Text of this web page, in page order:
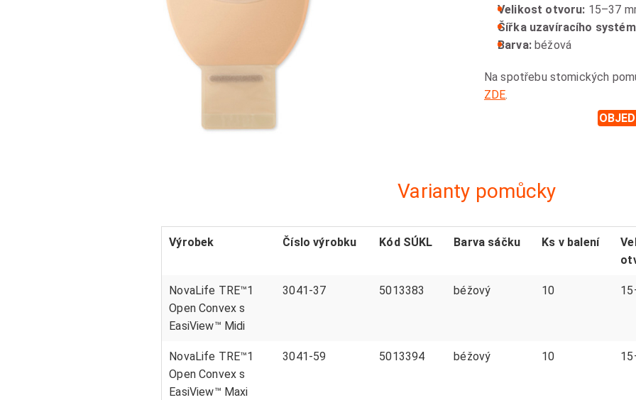
Velikost otvoru: 15–37
Šířka uzavíracího
Barva:béžová
Na spotřebu stomických
ZDE.
Varianty pomůcky
Výrobek Číslo výrobku Kód SÚKL Barva sáčku Ks v balení
NovaLife TRE™1
Open Convex s
EasiView™ Midi
3041-37 5013383 béžový 10
NovaLife TRE™1
Open Convex s
EasiView™ Maxi
3041-59 5013394 béžový 10